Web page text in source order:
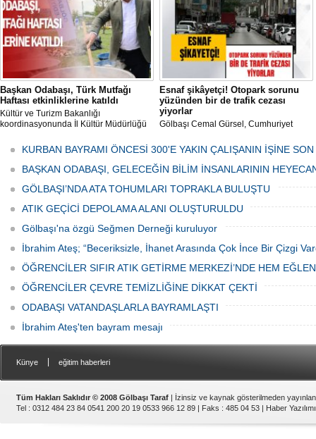
Başkan Odabaşı, Türk Mutfağı
Haftası etkinliklerine katıldı
Kültür ve Turizm Bakanlığı
koordinasyonunda İl Kültür Müdürlüğü
Haftası" etkinlikleri Ankara'da devam
ediyor.
Esnaf şikâyetçi! Otopark sorunu
yüzünden bir de trafik cezası
yiyorlar
Gölbaşı Cemal Gürsel, Cumhuriyet
bulunan esnaf ve alışverişe gelen
vatandaşlar park cezaları yüzünden
canından bezdi.
KURBAN BAYRAMI ÖNCESİ 300'E YAKIN ÇALIŞANIN İŞİNE
BAŞKAN ODABAŞI, GELECEĞİN BİLİM İNSANLARININ
GÖLBAŞI’NDA ATA TOHUMLARI TOPRAKLA BULUŞTU
ATIK GEÇİCİ DEPOLAMA ALANI OLUŞTURULDU
Gölbaşı'na özgü Seğmen Derneği kuruluyor
İbrahim Ateş; “Beceriksizle, İhanet Arasında Çok İnce Bir Çizgi
ÖĞRENCİLER SIFIR ATIK GETİRME MERKEZİ’NDE HEM
ÖĞRENCİLER ÇEVRE TEMİZLİĞİNE DİKKAT ÇEKTİ
ODABAŞI VATANDAŞLARLA BAYRAMLAŞTI
İbrahim Ateş'ten bayram mesajı
Künye eğitim haberleri
Tüm Hakları Saklıdır © 2008 Gölbaşı Taraf | İzinsiz ve kaynak gösterilmeden
Tel : 0312 484 23 84 0541 200 20 19 0533 966 12 89 | Faks : 485 04 53 | Haber Yazılımı